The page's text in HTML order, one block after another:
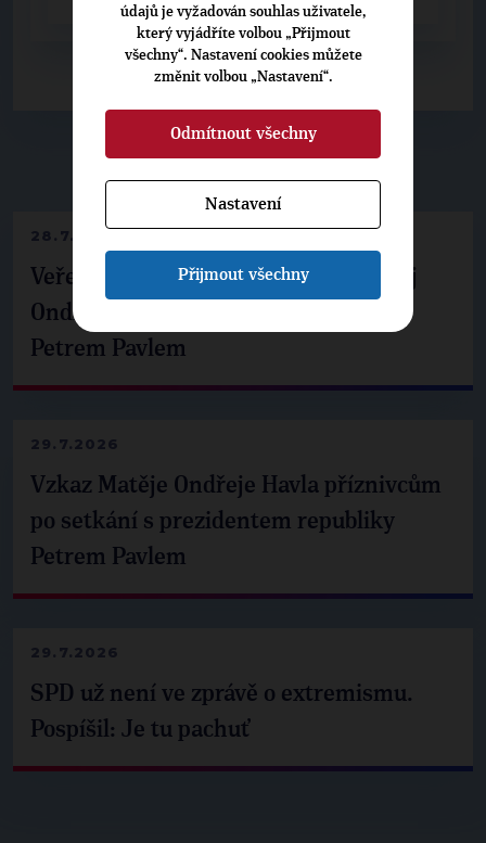
28.7.2026
Veřejné finance, euro i školství. Matěj
Ondřej Havel jednal s prezidentem
Petrem Pavlem
29.7.2026
Vzkaz Matěje Ondřeje Havla příznivcům
po setkání s prezidentem republiky
Petrem Pavlem
29.7.2026
SPD už není ve zprávě o extremismu.
Pospíšil: Je tu pachuť
údajů je vyžadován souhlas uživatele,
který vyjádříte volbou „Přijmout
všechny“. Nastavení cookies můžete
změnit volbou „Nastavení“.
Odmítnout všechny
Nastavení
Přijmout všechny